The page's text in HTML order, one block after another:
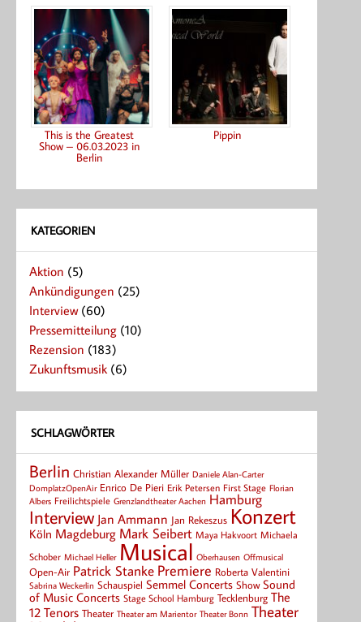
This is the Greatest
Show – 06.03.2023 in
Berlin
Pippin
KATEGORIEN
Aktion (5)
Ankündigungen (25)
Interview(60)
Pressemitteilung (10)
Rezension (183)
Zukunftsmusik(6)
SCHLAGWÖRTER
Berlin Christian Alexander Müller Daniele Alan-Carter
DomplatzOpenAir Enrico De Pieri Erik Petersen First Stage Florian
Albers Freilichtspiele Grenzlandtheater Aachen Hamburg
Interview Jan Ammann Jan Rekeszus Konzert
Köln Magdeburg Mark Seibert Maya Hakvoort Michaela
Schober Michael Heller Musical Oberhausen Offmusical
Open-Air Patrick Stanke Premiere Roberta Valentini
Sabrina Weckerlin Schauspiel Semmel Concerts Show Sound
of Music Concerts Stage School Hamburg Tecklenburg The
12 Tenors Theater Theater am Marientor Theater Bonn Theater